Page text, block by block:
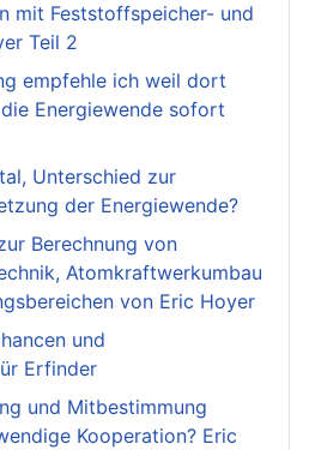
mit Feststoffspeicher- und
Teil 2
empfehle ich weil dort
Energiewende sofort
Unterschied zur
der Energiewende?
Berechnung von
Atomkraftwerkumbau
von Eric Hoyer
und
Erfinder
und Mitbestimmung
Kooperation? Eric